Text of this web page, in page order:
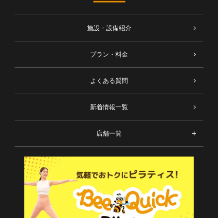
施設・設備紹介
プラン・料金
よくある質問
新着情報一覧
店舗一覧